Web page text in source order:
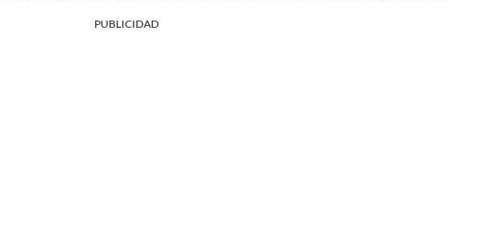
PUBLICIDAD